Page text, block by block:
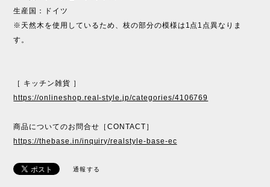
生産国：ドイツ
※天然木を使用しているため、枝の部分の模様は1点1点異なりま
す。
［ キッチン雑貨 ］
https://onlineshop.real-style.jp/categories/4106769
商品についてのお問合せ［CONTACT］
https://thebase.in/inquiry/realstyle-base-ec
通報する